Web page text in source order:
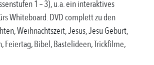
1 – 3), u.a. ein interaktives
Whiteboard. DVD complett zu den
Weihnachtszeit, Jesus, Jesu Geburt,
Feiertag, Bibel, Bastelideen, Trickfilme,